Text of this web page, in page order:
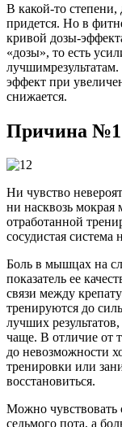
В какой-то
придется. Но в
кривой дозы-
«дозы», то есть
эффект при
снижается.
Причина
Ни чувство
ни насквозь мокрая
отработанной
сосудистая система
Боль в мышцах на
показатель ее
связи между
тренируются до
лучших
чаще. В отличие от
до невозможности
тренировки или
восстановиться.
Можно чувствовать
седьмого пота, а